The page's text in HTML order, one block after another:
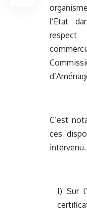
l’Etat
respect
C’est
ces
intervenu.
I) Sur